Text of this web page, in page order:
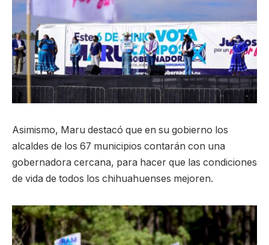
Asimismo, Maru destacó que en su gobierno los
alcaldes de los 67 municipios contarán con una
gobernadora cercana, para hacer que las condiciones
de vida de todos los chihuahuenses mejoren.